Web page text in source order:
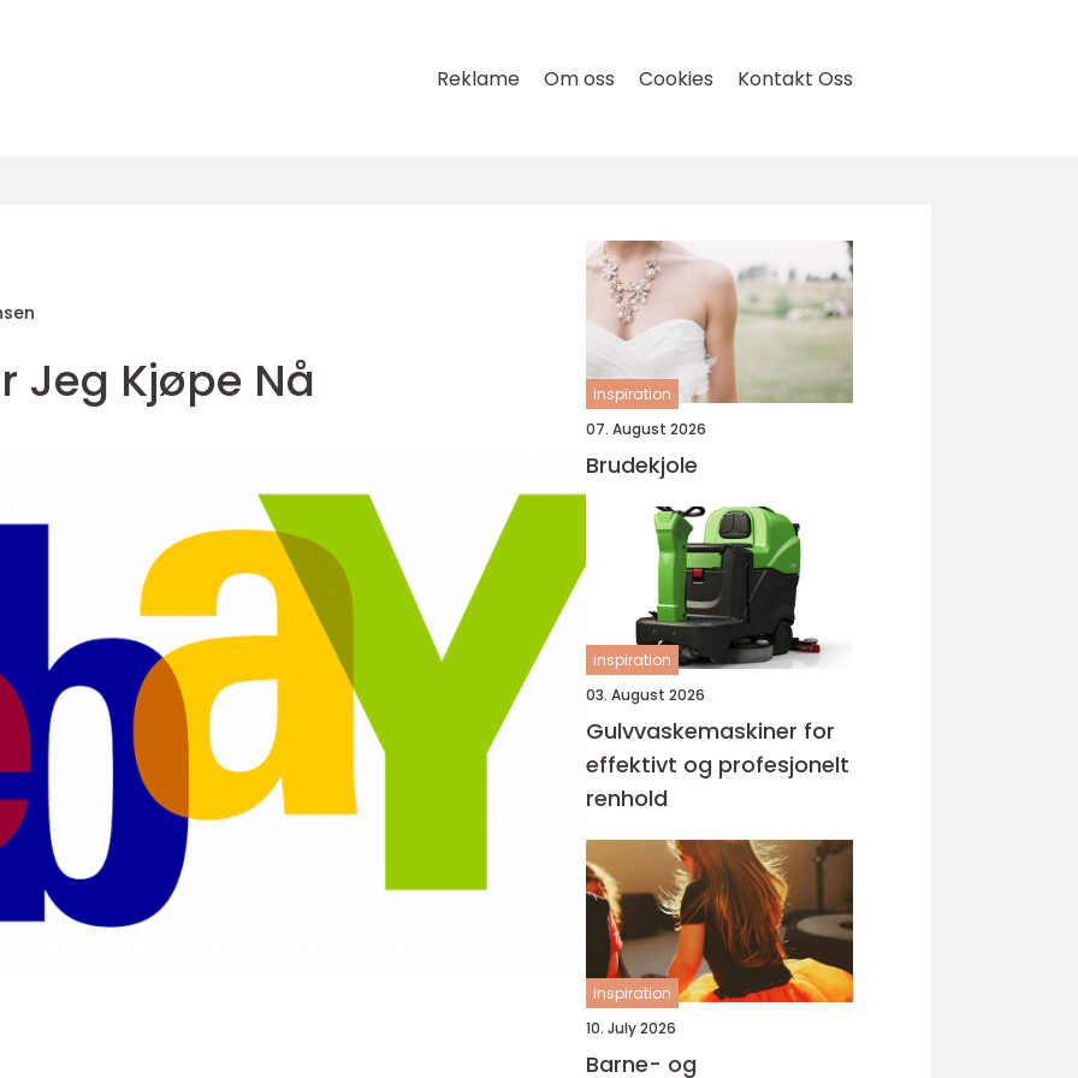
Reklame Om oss Cookies Kontakt Oss
Jeg Kjøpe Nå
inspiration
07. August 2026
Brudekjole
inspiration
03. August 2026
Gulvvaskemaskiner for
effektivt og profesjonelt
renhold
inspiration
10. July 2026
Barne- og